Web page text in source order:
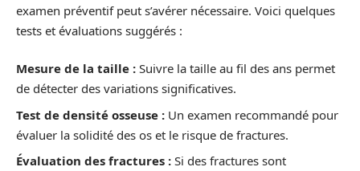
examen préventif peut s’avérer nécessaire. Voici quelques
tests et évaluations suggérés :
Mesure de la taille : Suivre la taille au fil des ans permet
de détecter des variations significatives.
Test de densité osseuse : Un examen recommandé pour
évaluer la solidité des os et le risque de fractures.
Évaluation des fractures : Si des fractures sont